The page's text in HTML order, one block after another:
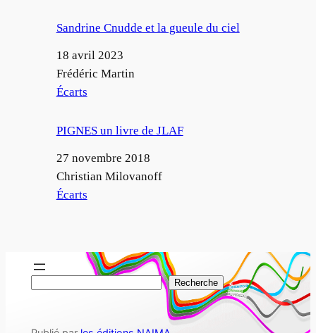
Sandrine Cnudde et la gueule du ciel
Date
18 avril 2023
Auteur
Frédéric Martin
Par rapport à
Écarts
PIGNES un livre de JLAF
Date
27 novembre 2018
Auteur
Christian Milovanoff
Par rapport à
Écarts
Recherche